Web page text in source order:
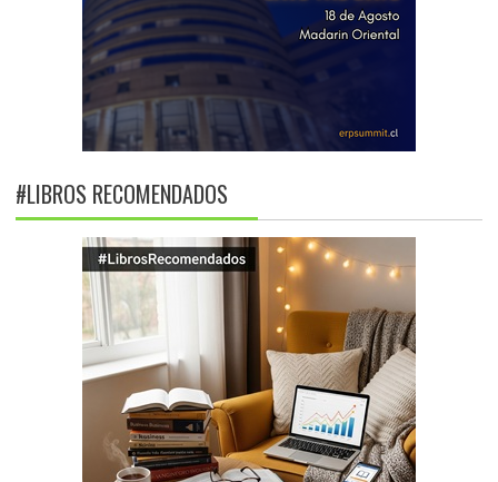
#LIBROS RECOMENDADOS